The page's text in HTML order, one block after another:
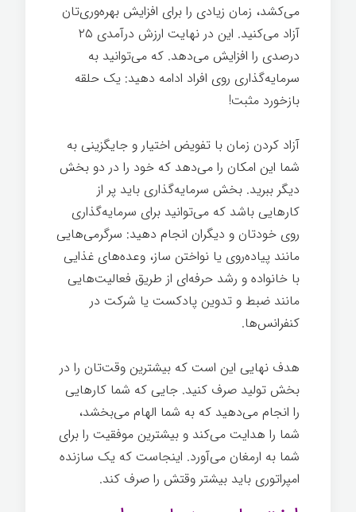
می‌کشد، زمان زیادی را برای افزایش بهره‌وری‌تان
آزاد می‌کنید. این در نهایت ارزش درآمدی ۲۵
درصدی را افزایش می‌دهد. که می‌توانید به
سرمایه‌گذاری روی افراد ادامه دهید: یک حلقه
بازخورد مثبت!
آزاد کردن زمان با تفویض اختیار و جایگزینی به
شما این امکان را می‌دهد که خود را در دو بخش
دیگر ببرید. بخش سرمایه‌گذاری باید پر از
کارهایی باشد که می‌توانید برای سرمایه‌گذاری
روی خودتان و دیگران انجام دهید: سرگرمی‌هایی
مانند پیاده‌روی یا نواختن ساز، وعده‌های غذایی
با خانواده و رشد حرفه‌ای از طریق فعالیت‌هایی
مانند ضبط و تدوین پادکست یا شرکت در
کنفرانس‌ها.
هدف نهایی این است که بیشترین وقت‌تان را در
بخش تولید صرف کنید. جایی که شما کارهایی
را انجام می‌دهید که به شما الهام می‌بخشد،
شما را هدایت می‌کند و بیشترین موفقیت را برای
شما به ارمغان می‌آورد. اینجاست که یک سازنده
امپراتوری باید بیشتر وقتش را صرف کند.